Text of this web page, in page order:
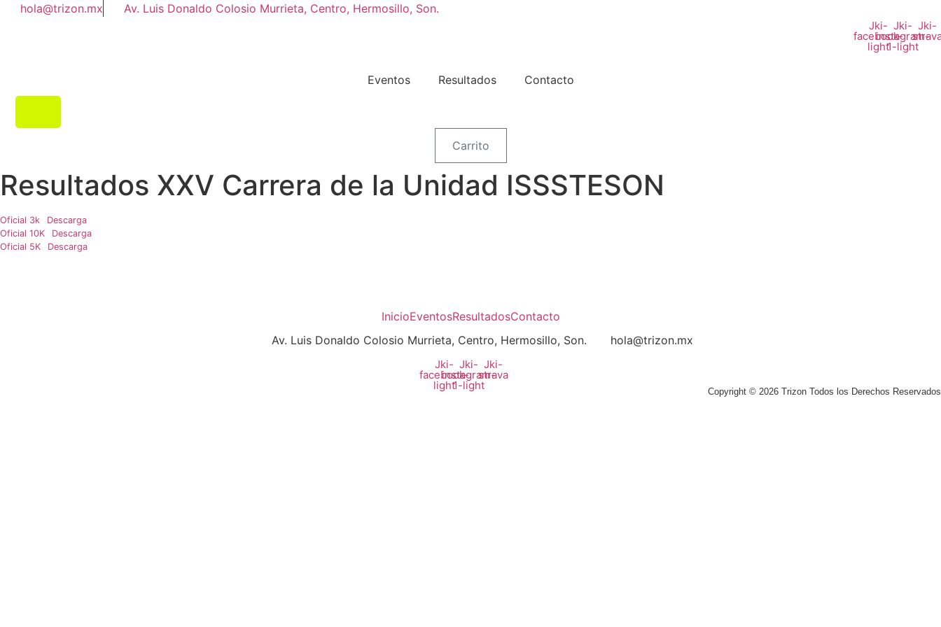
hola@trizon.mx Av. Luis Donaldo Colosio Murrieta, Centro, Hermosillo, Son.
Jki-
facebook-
light
Jki-
instagram-
1-light
Jki-
Eventos Resultados Contacto
Carrito
Resultados XXV Carrera de la Unidad ISSSTESON
Oficial 3k
Descarga
Oficial 10K
Descarga
Oficial 5K
Descarga
InicioEventosResultadosContacto
Av. Luis Donaldo Colosio Murrieta, Centro, Hermosillo, Son.
hola@trizon.mx
Jki-
facebook-
light
Jki-
instagram-
1-light
Jki-
strava
Copyright © 2026 Trizon Todos los Derechos Reservados